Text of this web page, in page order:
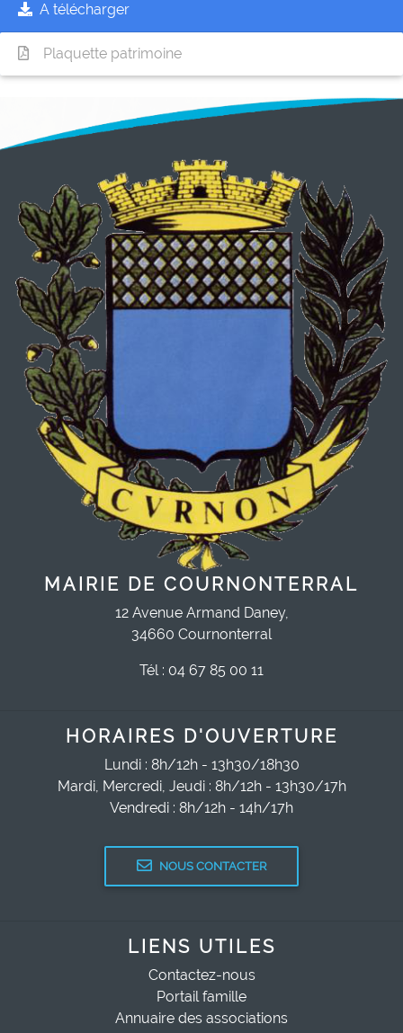
A télécharger
Plaquette patrimoine
MAIRIE DE COURNONTERRAL
12 Avenue Armand Daney,
34660 Cournonterral
Tél : 04 67 85 00 11
HORAIRES D'OUVERTURE
Lundi : 8h/12h - 13h30/18h30
Mardi, Mercredi, Jeudi : 8h/12h - 13h30/17h
Vendredi : 8h/12h - 14h/17h
NOUS CONTACTER
LIENS UTILES
Contactez-nous
Portail famille
Annuaire des associations